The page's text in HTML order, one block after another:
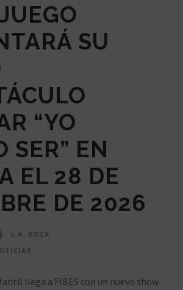
SU
“YO
SER” EN
EL 28 DE
DE 2026
L.A. ROCK
llega a FIBES con un nuevo show